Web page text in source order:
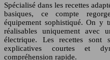
Spécialisé dans les recettes
basiques, ce compte
équipement sophistiqué. On y
réalisables uniquement avec
électrique. Les recettes sont
explicatives courtes et
compréhension rapide.